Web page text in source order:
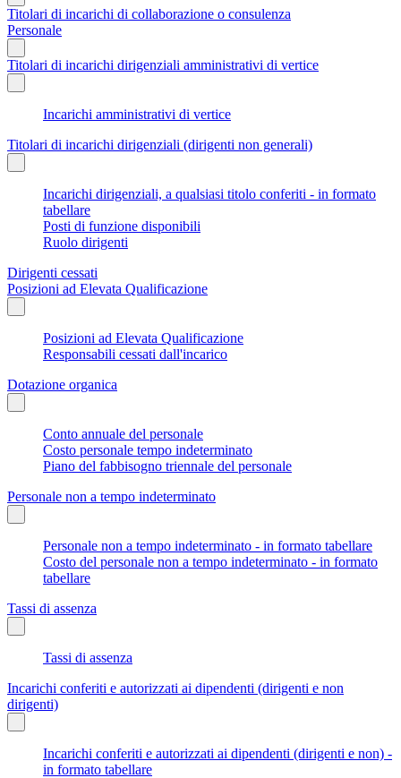
Titolari di incarichi di collaborazione o consulenza
Personale
Titolari di incarichi dirigenziali amministrativi di vertice
Incarichi amministrativi di vertice
Titolari di incarichi dirigenziali (dirigenti non generali)
Incarichi dirigenziali, a qualsiasi titolo conferiti - in formato
tabellare
Posti di funzione disponibili
Ruolo dirigenti
Dirigenti cessati
Posizioni ad Elevata Qualificazione
Posizioni ad Elevata Qualificazione
Responsabili cessati dall'incarico
Dotazione organica
Conto annuale del personale
Costo personale tempo indeterminato
Piano del fabbisogno triennale del personale
Personale non a tempo indeterminato
Personale non a tempo indeterminato - in formato tabellare
Costo del personale non a tempo indeterminato - in formato
tabellare
Tassi di assenza
Tassi di assenza
Incarichi conferiti e autorizzati ai dipendenti (dirigenti e non
dirigenti)
Incarichi conferiti e autorizzati ai dipendenti (dirigenti e non) -
in formato tabellare